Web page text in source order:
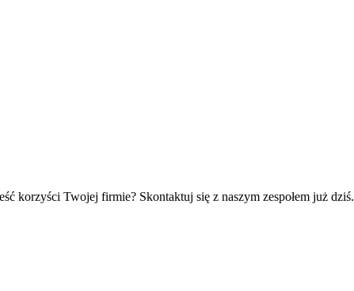
korzyści Twojej firmie? Skontaktuj się z naszym zespołem już dziś.